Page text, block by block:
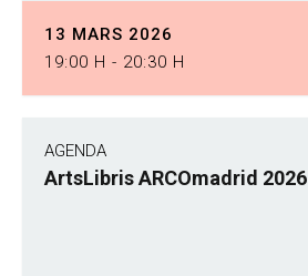
13 MARS 2026
19:00 H - 20:30 H
AGENDA
ArtsLibris ARCOmadrid 2026